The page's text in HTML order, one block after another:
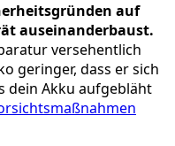
auf
auseinanderbaust.
versehentlich
geringer, dass er sich
dein Akku aufgebläht